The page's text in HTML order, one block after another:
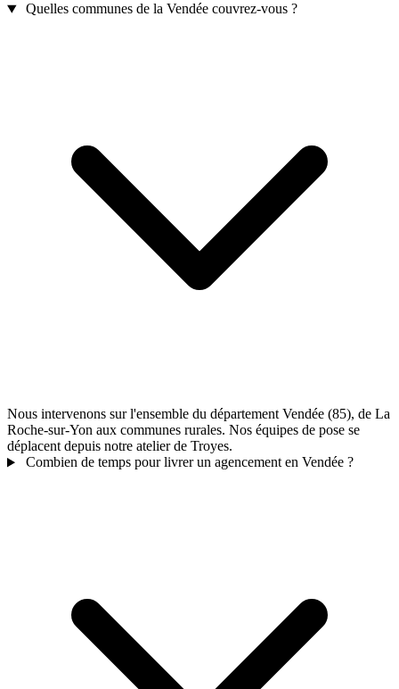
Quelles communes de la Vendée couvrez-vous ?
Nous intervenons sur l'ensemble du département Vendée (85), de La
Roche-sur-Yon aux communes rurales. Nos équipes de pose se
déplacent depuis notre atelier de Troyes.
Combien de temps pour livrer un agencement en Vendée ?